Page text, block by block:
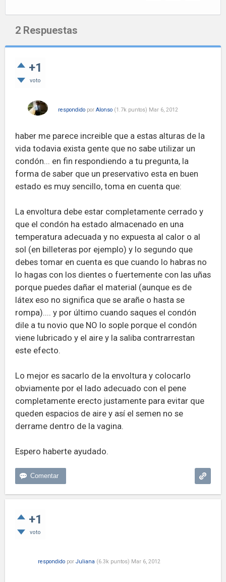
2 Respuestas
+1
voto
respondido por Alonso (1.7k puntos) Mar 6, 2012
haber me parece increible que a estas alturas de la
vida todavia exista gente que no sabe utilizar un
condón... en fin respondiendo a tu pregunta, la
forma de saber que un preservativo esta en buen
estado es muy sencillo, toma en cuenta que:
La envoltura debe estar completamente cerrado y
que el condón ha estado almacenado en una
temperatura adecuada y no expuesta al calor o al
sol (en billeteras por ejemplo) y lo segundo que
debes tomar en cuenta es que cuando lo habras no
lo hagas con los dientes o fuertemente con las uñas
porque puedes dañar el material (aunque es de
látex eso no significa que se arañe o hasta se
rompa).... y por último cuando saques el condón
dile a tu novio que NO lo sople porque el condón
viene lubricado y el aire y la saliba contrarrestan
este efecto.
Lo mejor es sacarlo de la envoltura y colocarlo
obviamente por el lado adecuado con el pene
completamente erecto justamente para evitar que
queden espacios de aire y así el semen no se
derrame dentro de la vagina.
Espero haberte ayudado.
+1
voto
respondido por Juliana (6.3k puntos) Mar 6, 2012